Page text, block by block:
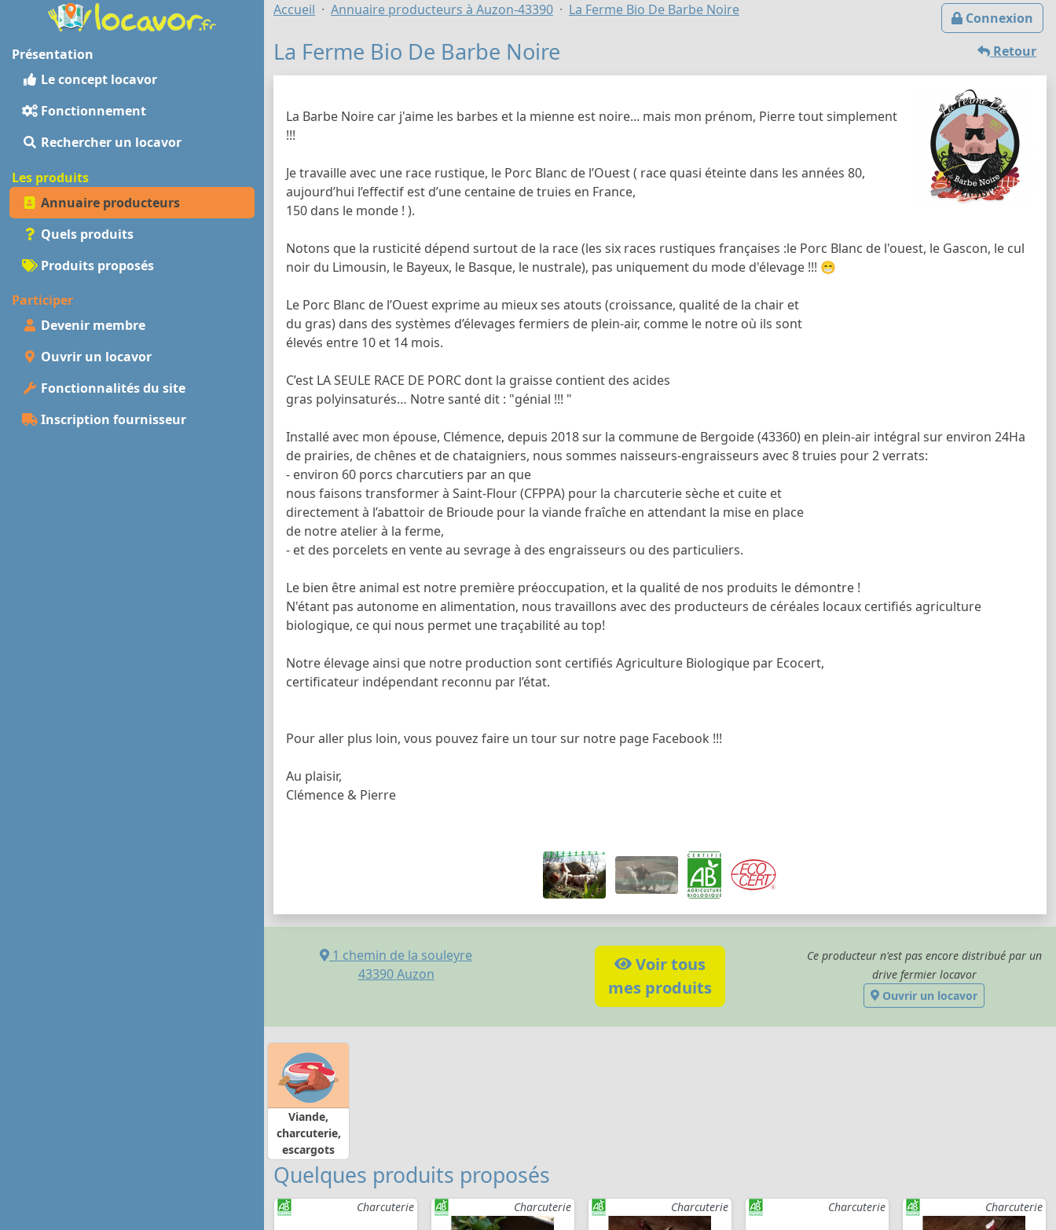
Présentation
Le concept locavor
Fonctionnement
Rechercher un locavor
Les produits
Annuaire producteurs
Quels produits
Produits proposés
Participer
Devenir membre
Ouvrir un locavor
Fonctionnalités du site
Inscription fournisseur
Connexion
Accueil Annuaire producteurs à Auzon-43390 La Ferme Bio De Barbe Noire
Retour
La Ferme Bio De Barbe Noire
La Barbe Noire car j'aime les barbes et la mienne est noire... mais mon prénom, Pierre tout simplement
!!!
Je travaille avec une race rustique, le Porc Blanc de l’Ouest ( race quasi éteinte dans les années 80,
aujourd’hui l’effectif est d’une centaine de truies en France,
150 dans le monde ! ).
Notons que la rusticité dépend surtout de la race (les six races rustiques françaises :le Porc Blanc de l'ouest, le Gascon, le cul
noir du Limousin, le Bayeux, le Basque, le nustrale), pas uniquement du mode d'élevage !!! 😁
Le Porc Blanc de l’Ouest exprime au mieux ses atouts (croissance, qualité de la chair et
du gras) dans des systèmes d’élevages fermiers de plein-air, comme le notre où ils sont
élevés entre 10 et 14 mois.
C’est LA SEULE RACE DE PORC dont la graisse contient des acides
gras polyinsaturés… Notre santé dit : "génial !!! "
Installé avec mon épouse, Clémence, depuis 2018 sur la commune de Bergoide (43360) en plein-air intégral sur environ 24Ha
de prairies, de chênes et de chataigniers, nous sommes naisseurs-engraisseurs avec 8 truies pour 2 verrats:
- environ 60 porcs charcutiers par an que
nous faisons transformer à Saint-Flour (CFPPA) pour la charcuterie sèche et cuite et
directement à l’abattoir de Brioude pour la viande fraîche en attendant la mise en place
de notre atelier à la ferme,
- et des porcelets en vente au sevrage à des engraisseurs ou des particuliers.
Le bien être animal est notre première préoccupation, et la qualité de nos produits le démontre !
N'étant pas autonome en alimentation, nous travaillons avec des producteurs de céréales locaux certifiés agriculture
biologique, ce qui nous permet une traçabilité au top!
Notre élevage ainsi que notre production sont certifiés Agriculture Biologique par Ecocert,
certificateur indépendant reconnu par l’état.
Pour aller plus loin, vous pouvez faire un tour sur notre page Facebook !!!
Au plaisir,
Clémence & Pierre
1 chemin de la souleyre
43390 Auzon
Voir tous
mes produits
Ce producteur n'est pas encore distribué par un
drive fermier locavor
Ouvrir un locavor
Viande,
charcuterie,
escargots
Quelques produits proposés
Charcuterie Charcuterie Charcuterie Charcuterie Charcuterie